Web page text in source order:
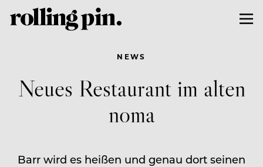
NEWS
Neues Restaurant im alten
noma
Barr wird es heißen und genau dort seinen